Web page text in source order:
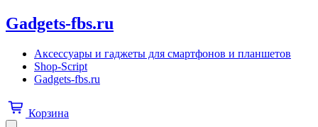
Gadgets-fbs.ru
Аксессуары и гаджеты для смартфонов и планшетов
Shop-Script
Gadgets-fbs.ru
Корзина